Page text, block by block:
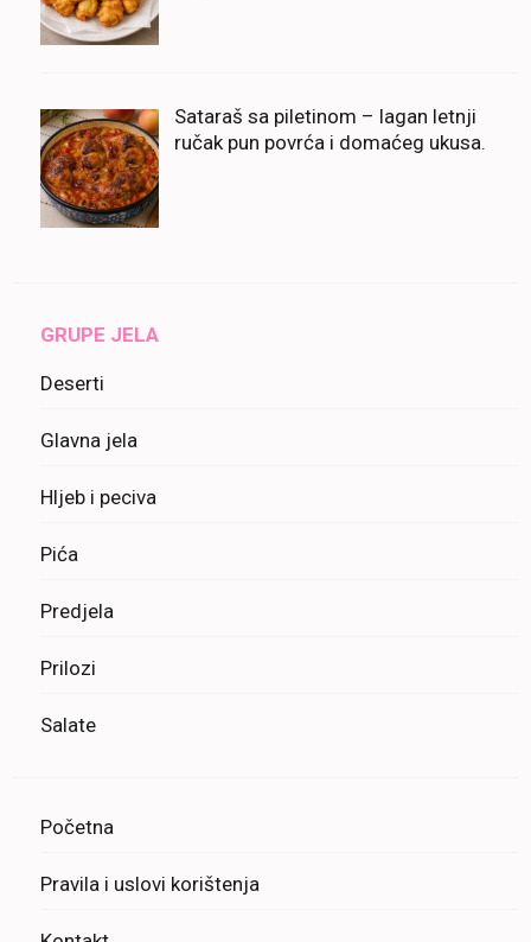
Sataraš sa piletinom – lagan letnji
ručak pun povrća i domaćeg ukusa.
GRUPE JELA
Deserti
Glavna jela
Hljeb i peciva
Pića
Predjela
Prilozi
Salate
Početna
Pravila i uslovi korištenja